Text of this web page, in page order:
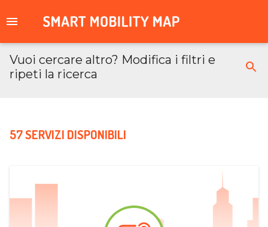
Vuoi cercare altro? Modifica i filtri e
ripeti la ricerca
57 SERVIZI DISPONIBILI